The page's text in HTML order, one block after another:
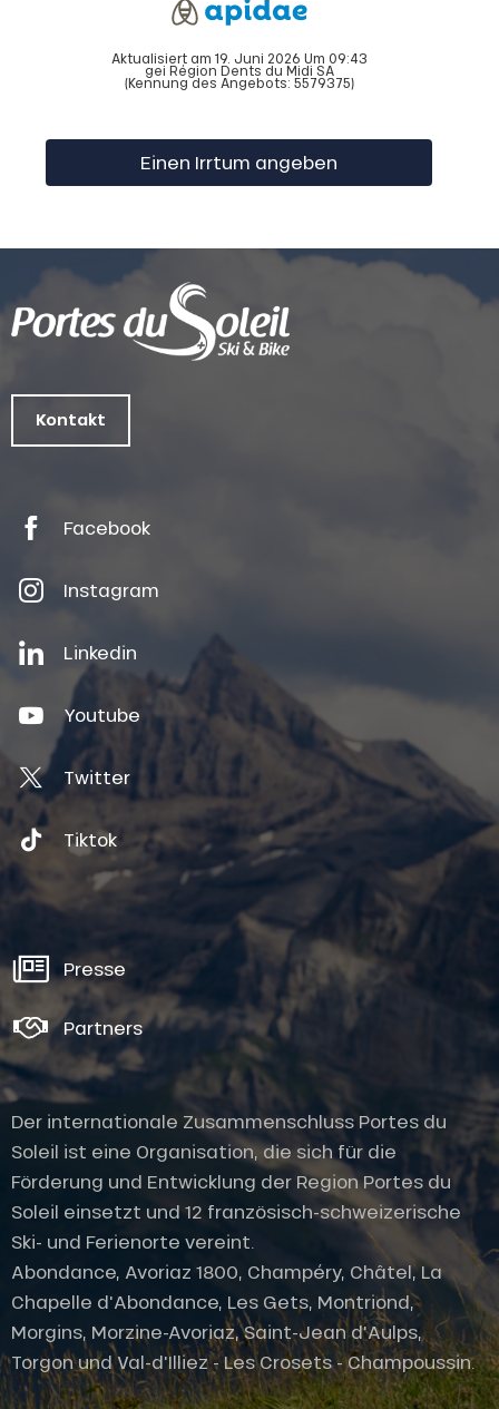
Beschreibung
Service
Öffnungen
Versorger
Aktualisiert am 19. Juni 2026 Um 09:43
gei Région Dents du Midi SA
(Kennung des Angebots: 5579375)
Einen Irrtum angeben
Kontakt
Facebook
Instagram
Linkedin
Youtube
Twitter
Tiktok
Presse
Partners
Der internationale Zusammenschluss Portes du
Soleil ist eine Organisation, die sich für die
Förderung und Entwicklung der Region Portes du
Soleil einsetzt und 12 französisch-schweizerische
Ski- und Ferienorte vereint.
Abondance, Avoriaz 1800, Champéry, Châtel, La
Chapelle d'Abondance, Les Gets, Montriond,
Morgins, Morzine-Avoriaz, Saint-Jean d'Aulps,
Torgon und Val-d'Illiez - Les Crosets - Champoussin.